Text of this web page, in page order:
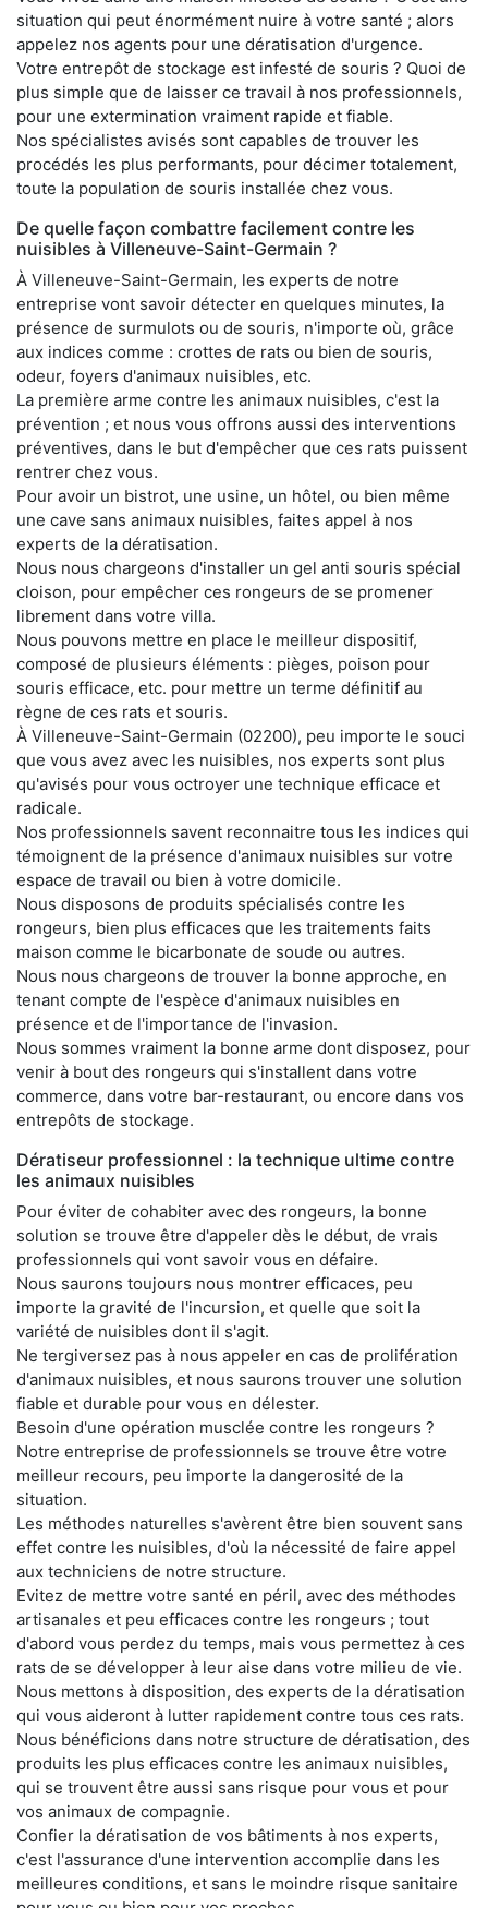
situation qui peut énormément nuire à votre santé ; alors
appelez nos agents pour une dératisation d'urgence.
Votre entrepôt de stockage est infesté de souris ? Quoi de
plus simple que de laisser ce travail à nos professionnels,
pour une extermination vraiment rapide et fiable.
Nos spécialistes avisés sont capables de trouver les
procédés les plus performants, pour décimer totalement,
toute la population de souris installée chez vous.
De quelle façon combattre facilement contre les
nuisibles à Villeneuve-Saint-Germain ?
À Villeneuve-Saint-Germain, les experts de notre
entreprise vont savoir détecter en quelques minutes, la
présence de surmulots ou de souris, n'importe où, grâce
aux indices comme : crottes de rats ou bien de souris,
odeur, foyers d'animaux nuisibles, etc.
La première arme contre les animaux nuisibles, c'est la
prévention ; et nous vous offrons aussi des interventions
préventives, dans le but d'empêcher que ces rats puissent
rentrer chez vous.
Pour avoir un bistrot, une usine, un hôtel, ou bien même
une cave sans animaux nuisibles, faites appel à nos
experts de la dératisation.
Nous nous chargeons d'installer un gel anti souris spécial
cloison, pour empêcher ces rongeurs de se promener
librement dans votre villa.
Nous pouvons mettre en place le meilleur dispositif,
composé de plusieurs éléments : pièges, poison pour
souris efficace, etc. pour mettre un terme définitif au
règne de ces rats et souris.
À Villeneuve-Saint-Germain (02200), peu importe le souci
que vous avez avec les nuisibles, nos experts sont plus
qu'avisés pour vous octroyer une technique efficace et
radicale.
Nos professionnels savent reconnaitre tous les indices qui
témoignent de la présence d'animaux nuisibles sur votre
espace de travail ou bien à votre domicile.
Nous disposons de produits spécialisés contre les
rongeurs, bien plus efficaces que les traitements faits
maison comme le bicarbonate de soude ou autres.
Nous nous chargeons de trouver la bonne approche, en
tenant compte de l'espèce d'animaux nuisibles en
présence et de l'importance de l'invasion.
Nous sommes vraiment la bonne arme dont disposez, pour
venir à bout des rongeurs qui s'installent dans votre
commerce, dans votre bar-restaurant, ou encore dans vos
entrepôts de stockage.
Dératiseur professionnel : la technique ultime contre
les animaux nuisibles
Pour éviter de cohabiter avec des rongeurs, la bonne
solution se trouve être d'appeler dès le début, de vrais
professionnels qui vont savoir vous en défaire.
Nous saurons toujours nous montrer efficaces, peu
importe la gravité de l'incursion, et quelle que soit la
variété de nuisibles dont il s'agit.
Ne tergiversez pas à nous appeler en cas de prolifération
d'animaux nuisibles, et nous saurons trouver une solution
fiable et durable pour vous en délester.
Besoin d'une opération musclée contre les rongeurs ?
Notre entreprise de professionnels se trouve être votre
meilleur recours, peu importe la dangerosité de la
situation.
Les méthodes naturelles s'avèrent être bien souvent sans
effet contre les nuisibles, d'où la nécessité de faire appel
aux techniciens de notre structure.
Evitez de mettre votre santé en péril, avec des méthodes
artisanales et peu efficaces contre les rongeurs ; tout
d'abord vous perdez du temps, mais vous permettez à ces
rats de se développer à leur aise dans votre milieu de vie.
Nous mettons à disposition, des experts de la dératisation
qui vous aideront à lutter rapidement contre tous ces rats.
Nous bénéficions dans notre structure de dératisation, des
produits les plus efficaces contre les animaux nuisibles,
qui se trouvent être aussi sans risque pour vous et pour
vos animaux de compagnie.
Confier la dératisation de vos bâtiments à nos experts,
c'est l'assurance d'une intervention accomplie dans les
meilleures conditions, et sans le moindre risque sanitaire